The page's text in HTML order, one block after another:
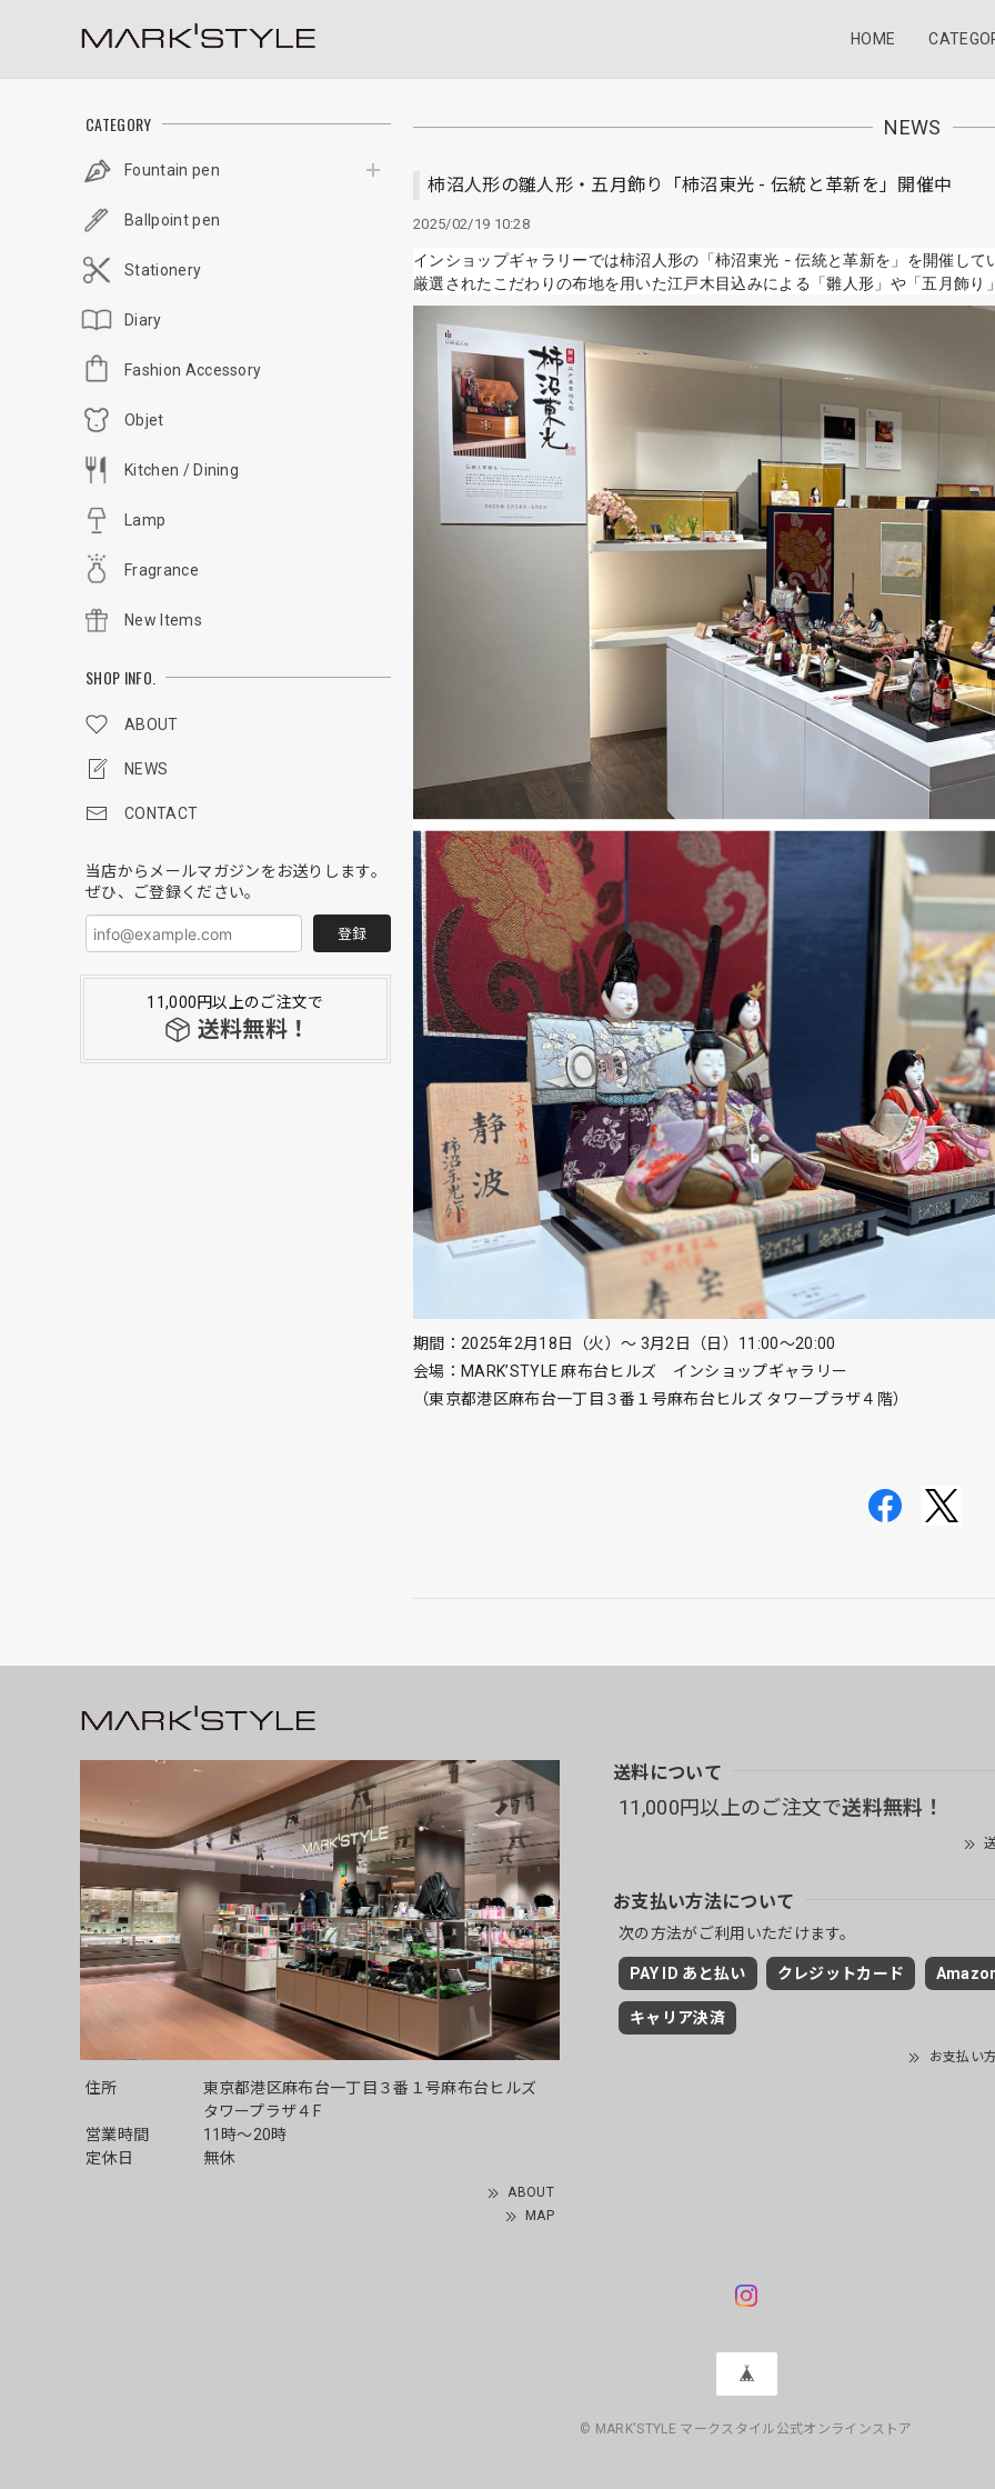
HOME
CATEGORY
Fountain pen
Ballpoint pen
Stationery
Diary
Fashion Accessory
Objet
Kitchen / Dining
Lamp
Fragrance
New Items
SHOP INFO.
ABOUT
NEWS
CONTACT
当店からメールマガジンをお送りします。
ぜひ、ご登録ください。
登録
11,000円以上のご注文で
送料無料！
NEWS
柿沼人形の雛人形・五月飾り「柿沼東光 - 伝統と革新を」開催中
2025/02/19 10:28
インショップギャラリーでは柿沼人形の「柿沼東光 - 伝統と革新を」を開催して
期間：2025年2月18日（火）～ 3月2日（日）11:00～20:00
会場：MARK’STYLE 麻布台ヒルズ インショップギャラリー
（東京都港区⿇布台⼀丁⽬３番１号⿇布台ヒルズ タワープラザ４階）
住所
東京都港区麻布台一丁目３番１号麻布台ヒルズ
タワープラザ４F
営業時間
11時～20時
定休日
無休
ABOUT
MAP
送料について
11,000円以上のご注文で送料無料！
お支払い方法について
次の方法がご利用いただけます。
PAY ID あと払い クレジットカード
キャリア決済
お支払い
© MARK'STYLE マークスタイル公式オンラインストア